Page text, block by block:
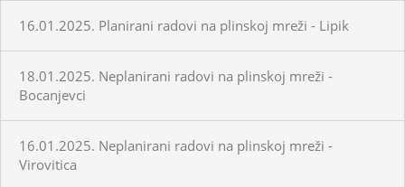
16.01.2025. Planirani radovi na plinskoj mreži - Lipik
18.01.2025. Neplanirani radovi na plinskoj mreži -
Bocanjevci
16.01.2025. Neplanirani radovi na plinskoj mreži -
Virovitica